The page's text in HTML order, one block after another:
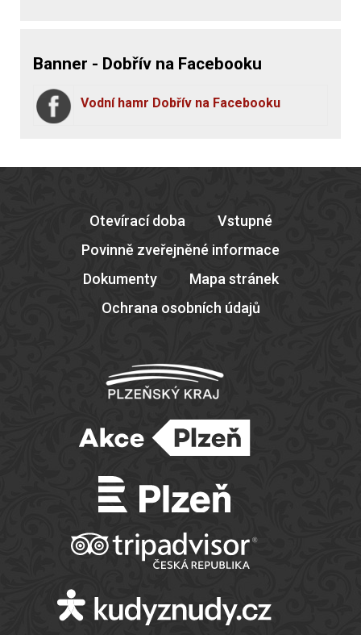
Banner - Dobřív na Facebooku
Vodní hamr Dobřív na Facebooku
Otevírací doba
Vstupné
Povinně zveřejněné informace
Dokumenty
Mapa stránek
Ochrana osobních údajů